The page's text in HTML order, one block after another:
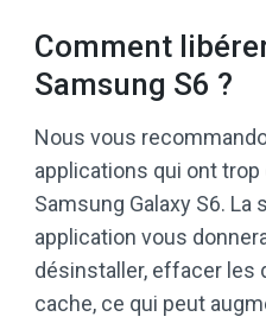
Comment
Samsung S6 ?
Nous vous
applications qui ont
Samsung Galaxy S6. La
application vous
désinstaller, effacer les
cache, ce qui peut